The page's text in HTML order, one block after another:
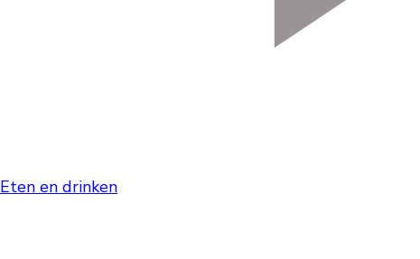
Eten en drinken